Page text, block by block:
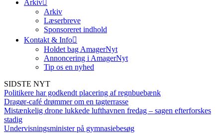
Arkiv
Arkiv
Læserbreve
Sponsoreret indhold
Kontakt & Info
Holdet bag AmagerNyt
Annoncering i AmagerNyt
Tip os en nyhed
SIDSTE NYT
Politikere har godkendt placering af regnbuebænk
Dragør-café drømmer om en tagterrasse
Mistænkelig drone lukkede lufthavnen fredag – sagen efterforskes
stadig
Undervisningsminister på gymnasiebesøg